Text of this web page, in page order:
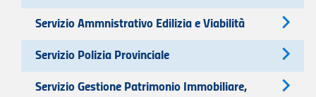
Servizio Ammnistrativo Edilizia e Viabilità
Servizio Polizia Provinciale
Servizio Gestione Patrimonio Immobiliare,